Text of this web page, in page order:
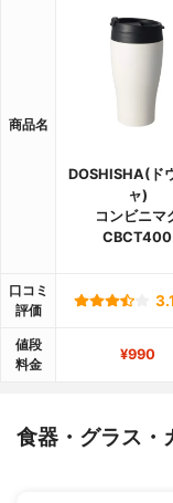
商品名
DOSHISHA(ド
ャ)
コンビニマ
CBCT400
口コミ
評価
値段
料金
¥990
食器・グラス・